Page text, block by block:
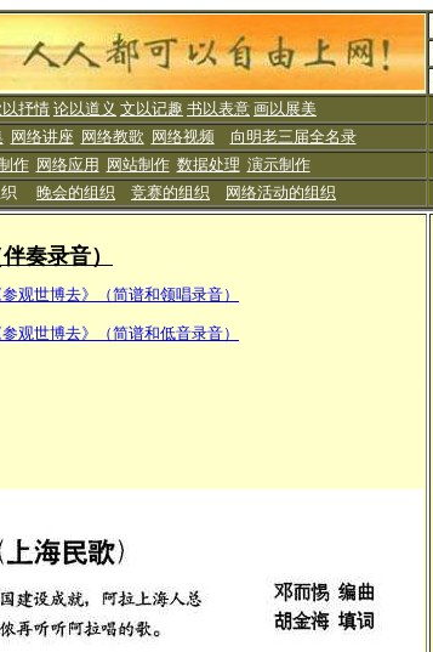
抒情 论以道义 文以记趣 书以表意 画以展美
网络讲座 网络教歌 网络视频 向明老三届全名录
作 网络应用 网站制作 数据处理 演示制作
织 晚会的组织 竞赛的组织 网络活动的组织
奏录音）
参观世博去》（简谱和领唱录音）
参观世博去》（简谱和低音录音）